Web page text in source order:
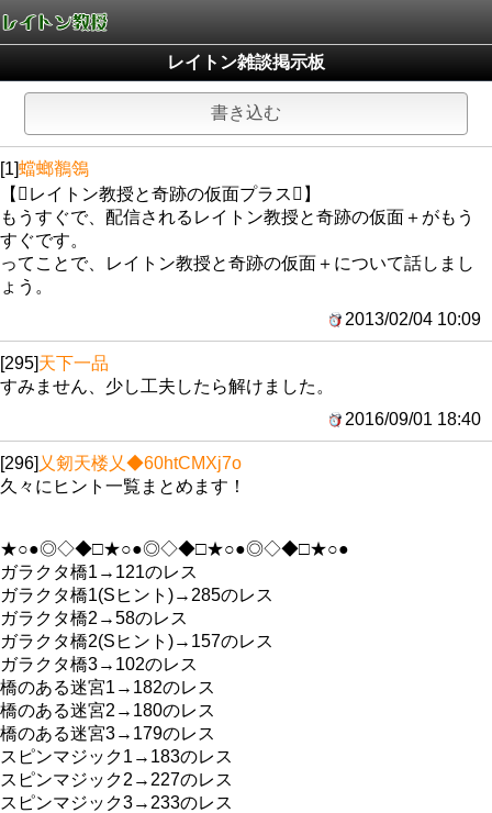
レイトン雑談掲示板
書き込む
[1]蟷螂鶺鴒
【レイトン教授と奇跡の仮面プラス】
もうすぐで、配信されるレイトン教授と奇跡の仮面＋がもう
すぐです。
ってことで、レイトン教授と奇跡の仮面＋について話しまし
ょう。
2013/02/04 10:09
[295]天下一品
すみません、少し工夫したら解けました。
2016/09/01 18:40
[296] 乂剱天楼乂◆60htCMXj7o
久々にヒント一覧まとめます！
★○●◎◇◆□★○●◎◇◆□★○●◎◇◆□★○●
ガラクタ橋1→121のレス
ガラクタ橋1(Sヒント)→285のレス
ガラクタ橋2→58のレス
ガラクタ橋2(Sヒント)→157のレス
ガラクタ橋3→102のレス
橋のある迷宮1→182のレス
橋のある迷宮2→180のレス
橋のある迷宮3→179のレス
スピンマジック1→183のレス
スピンマジック2→227のレス
スピンマジック3→233のレス